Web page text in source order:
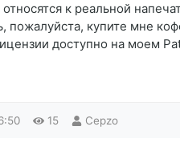
к реальной
пожалуйста, купите мне
доступно на моем
15 Cepzo